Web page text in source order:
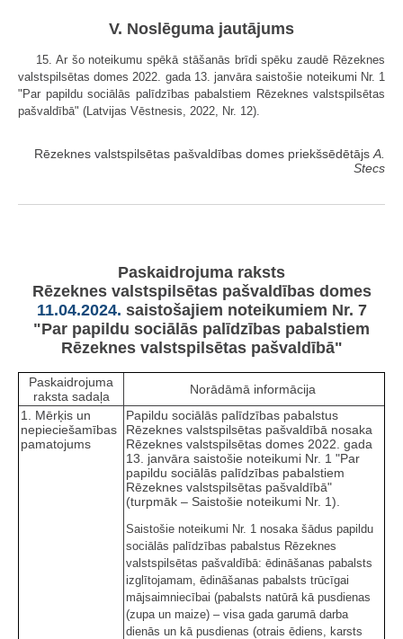
V. Noslēguma jautājums
15. Ar šo noteikumu spēkā stāšanās brīdi spēku zaudē Rēzeknes
valstspilsētas domes 2022. gada 13. janvāra saistošie noteikumi Nr. 1
"Par papildu sociālās palīdzības pabalstiem Rēzeknes valstspilsētas
pašvaldībā" (Latvijas Vēstnesis, 2022, Nr. 12).
Rēzeknes valstspilsētas pašvaldības domes priekšsēdētājs A.
Stecs
Paskaidrojuma raksts
Rēzeknes valstspilsētas pašvaldības domes
11.04.2024. saistošajiem noteikumiem Nr. 7
"Par papildu sociālās palīdzības pabalstiem
Rēzeknes valstspilsētas pašvaldībā"
Paskaidrojuma
raksta sadaļa
Norādāmā informācija
1. Mērķis un
nepieciešamības
pamatojums
Papildu sociālās palīdzības pabalstus
Rēzeknes valstspilsētas pašvaldībā nosaka
Rēzeknes valstspilsētas domes 2022. gada
13. janvāra saistošie noteikumi Nr. 1 "Par
papildu sociālās palīdzības pabalstiem
Rēzeknes valstspilsētas pašvaldībā"
(turpmāk – Saistošie noteikumi Nr. 1).
Saistošie noteikumi Nr. 1 nosaka šādus papildu
sociālās palīdzības pabalstus Rēzeknes
valstspilsētas pašvaldībā: ēdināšanas pabalsts
izglītojamam, ēdināšanas pabalsts trūcīgai
mājsaimniecībai (pabalsts natūrā kā pusdienas
(zupa un maize) – visa gada garumā darba
dienās un kā pusdienas (otrais ēdiens, karsts